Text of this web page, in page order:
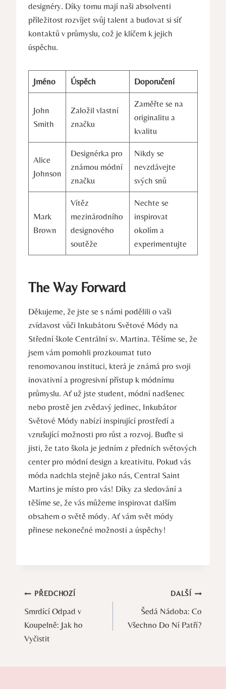
designéry. Díky tomu mají naši absolventi
příležitost rozvíjet svůj talent a budovat ⁢si síť
kontaktů v ⁤průmyslu, ‌což je ⁢klíčem k jejich
úspěchu.
Jméno Úspěch Doporučení
John
Smith
Založil vlastní
značku
Zaměřte se na
‍originalitu a
kvalitu
Alice
Johnson
Designérka pro
známou módní‌
značku
Nikdy se‍
nevzdávejte
svých snů
Mark
Brown
Vítěz
mezinárodního
designového
soutěže
Nechte se⁤
inspirovat
okolím a⁤
experimentujte
The Way ⁢Forward
Děkujeme, že jste se ‌s námi podělili o vaši
zvídavost vůči Inkubátoru Světové Módy na
Střední škole Centrální ⁣sv. ‍Martina. Těšíme se, že
jsem vám pomohli prozkoumat ‌tuto
‌renomovanou ⁤instituci, která je⁤ známá pro⁣ svoji
inovativní a progresivní přístup⁢ k módnímu
průmyslu. Ať už jste student, ‍módní ​nadšenec
nebo prostě jen ⁣zvědavý jedinec, Inkubátor
Světové Módy nabízí ​inspirující prostředí a
vzrušující možnosti pro růst a rozvoj.​ Buďte si
jisti, že tato‍ škola je jedním z předních světových
center pro módní design a kreativitu. Pokud vás
⁢móda nadchla stejně jako nás, Central Saint
Martins je místo pro vás!⁣ Díky za sledování a​
těšíme⁤ se, že ​vás můžeme inspirovat dalším
obsahem o světě módy. Ať vám svět módy
přinese⁢ nekonečné možnosti ⁢a úspěchy!
Navigace
pro
příspěvek
PŘEDCHOZÍ
Smrdící Odpad v
Koupelně: Jak ho
Vyčistit
DALŠÍ
Šedá Nádoba: Co
Všechno Do Ní Patří?